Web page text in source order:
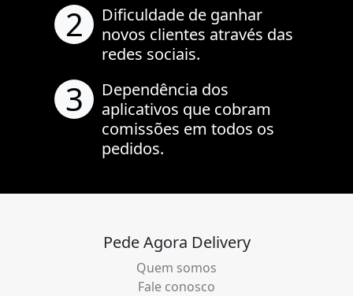
2
Dificuldade de ganhar
novos clientes através das
redes sociais.
3
Dependência dos
aplicativos que cobram
comissões em todos os
pedidos.
Pede Agora Delivery
Quem somos
Fale conosco